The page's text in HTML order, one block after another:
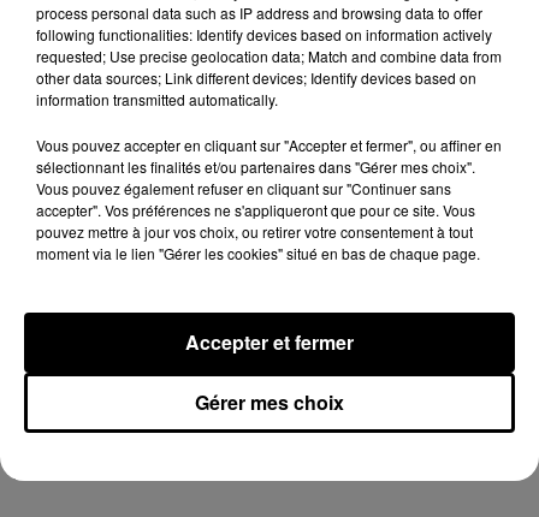
hauteur de Sainville en direction d'Orléans.
LE GRAND FORMAT Voir plus
les ambitions d'un...
process personal data such as IP address and browsing data to offer
following functionalities: Identify devices based on information actively
requested; Use precise geolocation data; Match and combine data from
other data sources; Link different devices; Identify devices based on
information transmitted automatically.
Vous pouvez accepter en cliquant sur "Accepter et fermer", ou affiner en
sélectionnant les finalités et/ou partenaires dans "Gérer mes choix".
Vous pouvez également refuser en cliquant sur "Continuer sans
accepter". Vos préférences ne s'appliqueront que pour ce site. Vous
pouvez mettre à jour vos choix, ou retirer votre consentement à tout
moment via le lien "Gérer les cookies" situé en bas de chaque page.
Gérer mes choix
Accepter et fermer